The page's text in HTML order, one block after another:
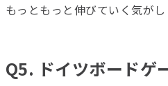
もっともっと伸びていく気が
Q5. ドイツボードゲ